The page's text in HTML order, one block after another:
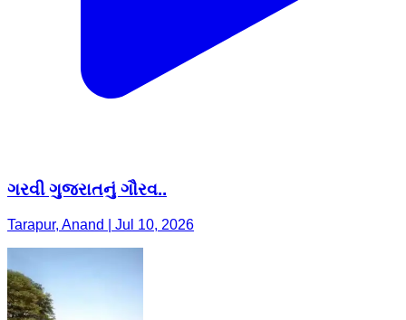
ગરવી ગુજરાતનું ગૌરવ..
Tarapur, Anand | Jul 10, 2026